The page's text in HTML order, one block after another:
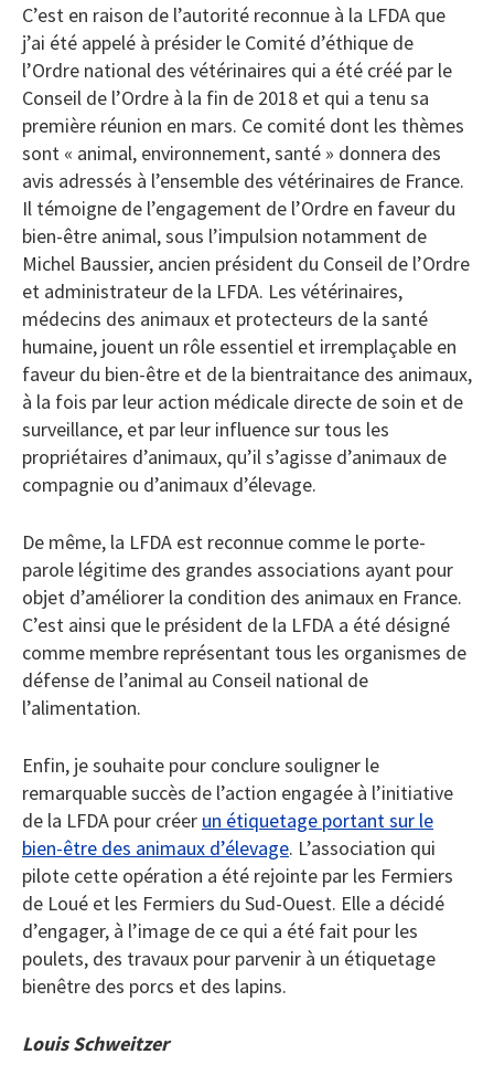
C’est en raison de l’autorité reconnue à la LFDA que
j’ai été appelé à présider le Comité d’éthique de
l’Ordre national des vétérinaires qui a été créé par le
Conseil de l’Ordre à la fin de 2018 et qui a tenu sa
première réunion en mars. Ce comité dont les thèmes
sont « animal, environnement, santé » donnera des
avis adressés à l’ensemble des vétérinaires de France.
Il témoigne de l’engagement de l’Ordre en faveur du
bien-être animal, sous l’impulsion notamment de
Michel Baussier, ancien président du Conseil de l’Ordre
et administrateur de la LFDA. Les vétérinaires,
médecins des animaux et protecteurs de la santé
humaine, jouent un rôle essentiel et irremplaçable en
faveur du bien-être et de la bientraitance des animaux,
à la fois par leur action médicale directe de soin et de
surveillance, et par leur influence sur tous les
propriétaires d’animaux, qu’il s’agisse d’animaux de
compagnie ou d’animaux d’élevage.
De même, la LFDA est reconnue comme le porte-
parole légitime des grandes associations ayant pour
objet d’améliorer la condition des animaux en France.
C’est ainsi que le président de la LFDA a été désigné
comme membre représentant tous les organismes de
défense de l’animal au Conseil national de
l’alimentation.
Enfin, je souhaite pour conclure souligner le
remarquable succès de l’action engagée à l’initiative
de la LFDA pour créer un étiquetage portant sur le
bien-être des animaux d’élevage. L’association qui
pilote cette opération a été rejointe par les Fermiers
de Loué et les Fermiers du Sud-Ouest. Elle a décidé
d’engager, à l’image de ce qui a été fait pour les
poulets, des travaux pour parvenir à un étiquetage
bienêtre des porcs et des lapins.
Louis Schweitzer